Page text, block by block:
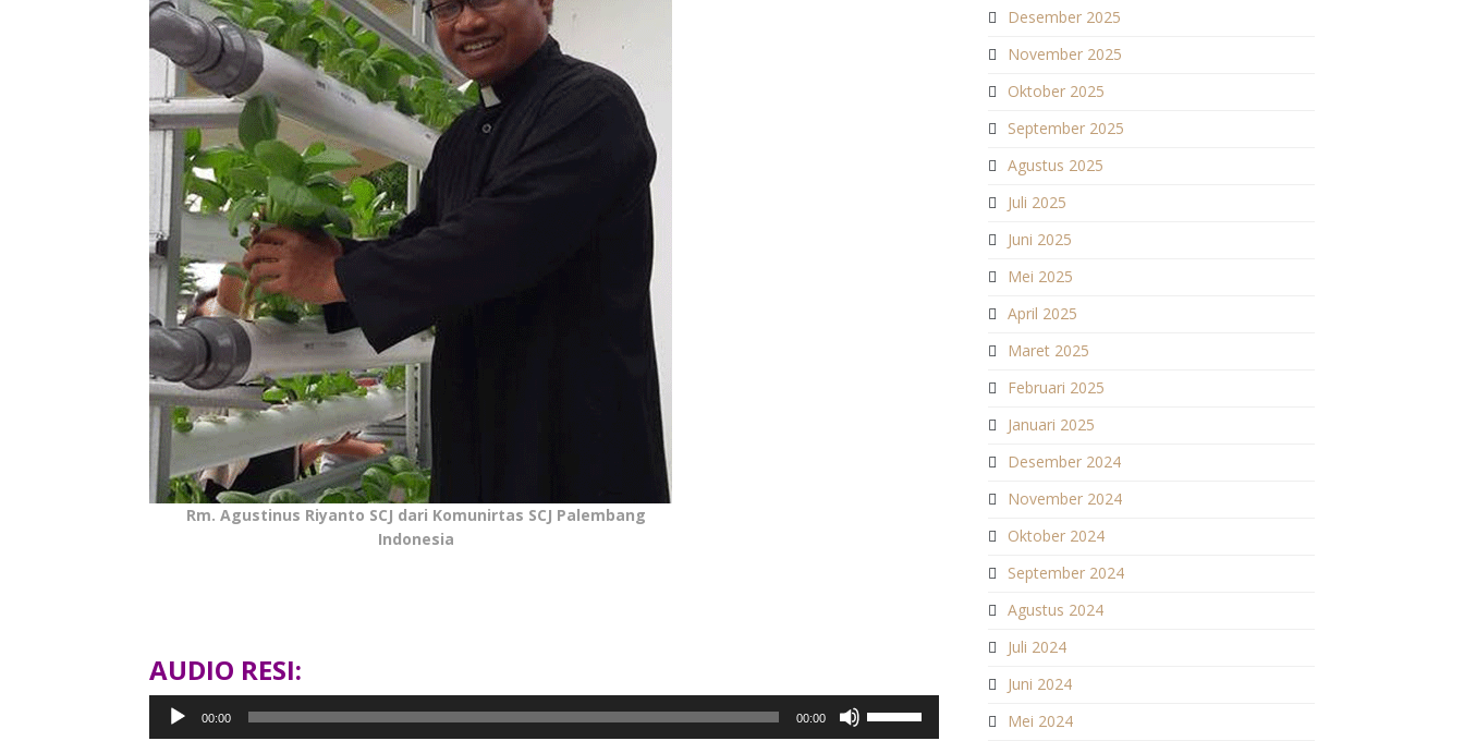
Rm. Agustinus Riyanto SCJ dari Komunirtas SCJ Palembang
Indonesia
AUDIO RESI:
Pemutar
Audio
00:00 00:00
Desember 2025
November 2025
Oktober 2025
September 2025
Agustus 2025
Juli 2025
Juni 2025
Mei 2025
April 2025
Maret 2025
Februari 2025
Januari 2025
Desember 2024
November 2024
Oktober 2024
September 2024
Agustus 2024
Juli 2024
Juni 2024
Mei 2024